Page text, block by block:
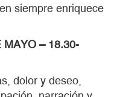
siempre enriquece
MAYO – 18.30-
dolor y deseo,